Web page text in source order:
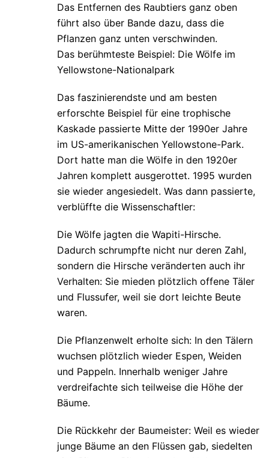
Das Entfernen des Raubtiers ganz oben
führt also über Bande dazu, dass die
Pflanzen ganz unten verschwinden.
Das berühmteste Beispiel: Die Wölfe im
Yellowstone-Nationalpark
Das faszinierendste und am besten
erforschte Beispiel für eine trophische
Kaskade passierte Mitte der 1990er Jahre
im US-amerikanischen Yellowstone-Park.
Dort hatte man die Wölfe in den 1920er
Jahren komplett ausgerottet. 1995 wurden
sie wieder angesiedelt. Was dann passierte,
verblüffte die Wissenschaftler:
Die Wölfe jagten die Wapiti-Hirsche.
Dadurch schrumpfte nicht nur deren Zahl,
sondern die Hirsche veränderten auch ihr
Verhalten: Sie mieden plötzlich offene Täler
und Flussufer, weil sie dort leichte Beute
waren.
Die Pflanzenwelt erholte sich: In den Tälern
wuchsen plötzlich wieder Espen, Weiden
und Pappeln. Innerhalb weniger Jahre
verdreifachte sich teilweise die Höhe der
Bäume.
Die Rückkehr der Baumeister: Weil es wieder
junge Bäume an den Flüssen gab, siedelten